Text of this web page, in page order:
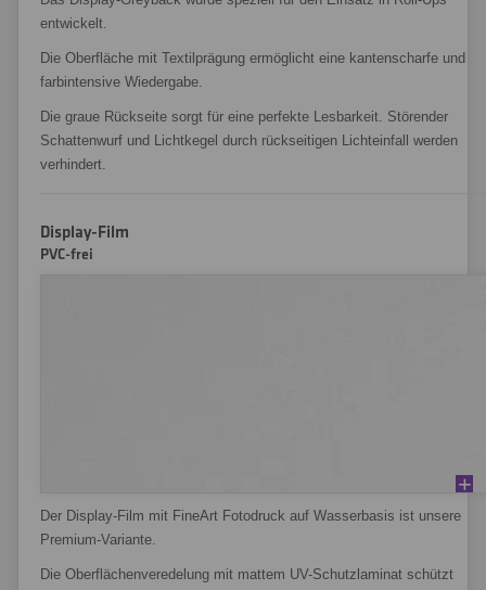
entwickelt.
Die Oberfläche mit Textilprägung ermöglicht eine kantenscharfe und
farbintensive Wiedergabe.
Die graue Rückseite sorgt für eine perfekte Lesbarkeit. Störender
Schattenwurf und Lichtkegel durch rückseitigen Lichteinfall werden
verhindert.
Display-Film
PVC-frei
Der Display-Film mit FineArt Fotodruck auf Wasserbasis ist unsere
Premium-Variante.
Die Oberflächenveredelung mit mattem UV-Schutzlaminat schützt